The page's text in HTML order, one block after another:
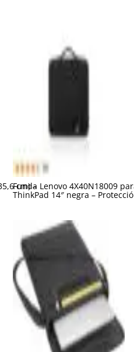
cm) –
Funda Lenovo 4X40N18009
ThinkPad 14″ negra –